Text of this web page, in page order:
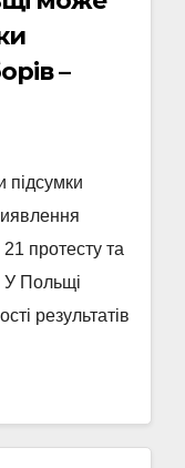
–
підсумки
протесту та
У Польщі
результатів